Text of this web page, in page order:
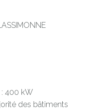
: 400 kW
des bâtiments